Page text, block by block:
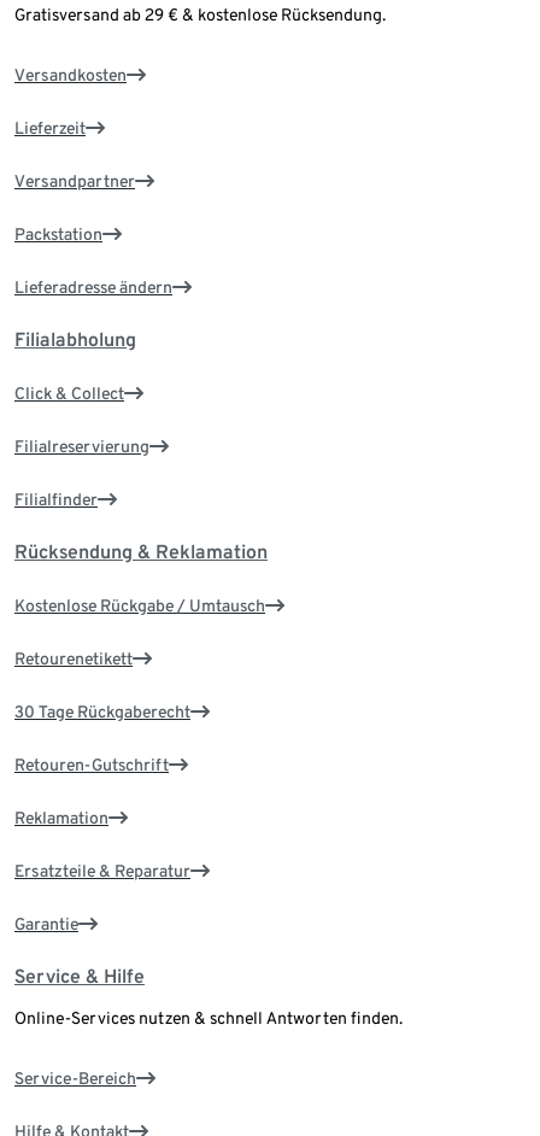
Gratisversand ab 29 € & kostenlose Rücksendung.
Versandkosten
Lieferzeit
Versandpartner
Packstation
Lieferadresse ändern
Filialabholung
Click & Collect
Filialreservierung
Filialfinder
Rücksendung & Reklamation
Kostenlose Rückgabe / Umtausch
Retourenetikett
30 Tage Rückgaberecht
Retouren-Gutschrift
Reklamation
Ersatzteile & Reparatur
Garantie
Service & Hilfe
Online-Services nutzen & schnell Antworten finden.
Service-Bereich
Hilfe & Kontakt